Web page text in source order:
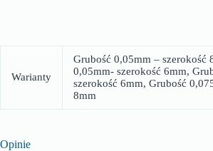
Warianty
Grubość 0,05mm – szerokość
0,05mm- szerokość 6mm,
szerokość 6mm, Grubość
8mm
Opinie